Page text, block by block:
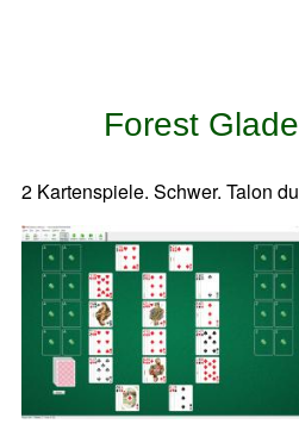
Forest
2 Kartenspiele. Schwer. Talon